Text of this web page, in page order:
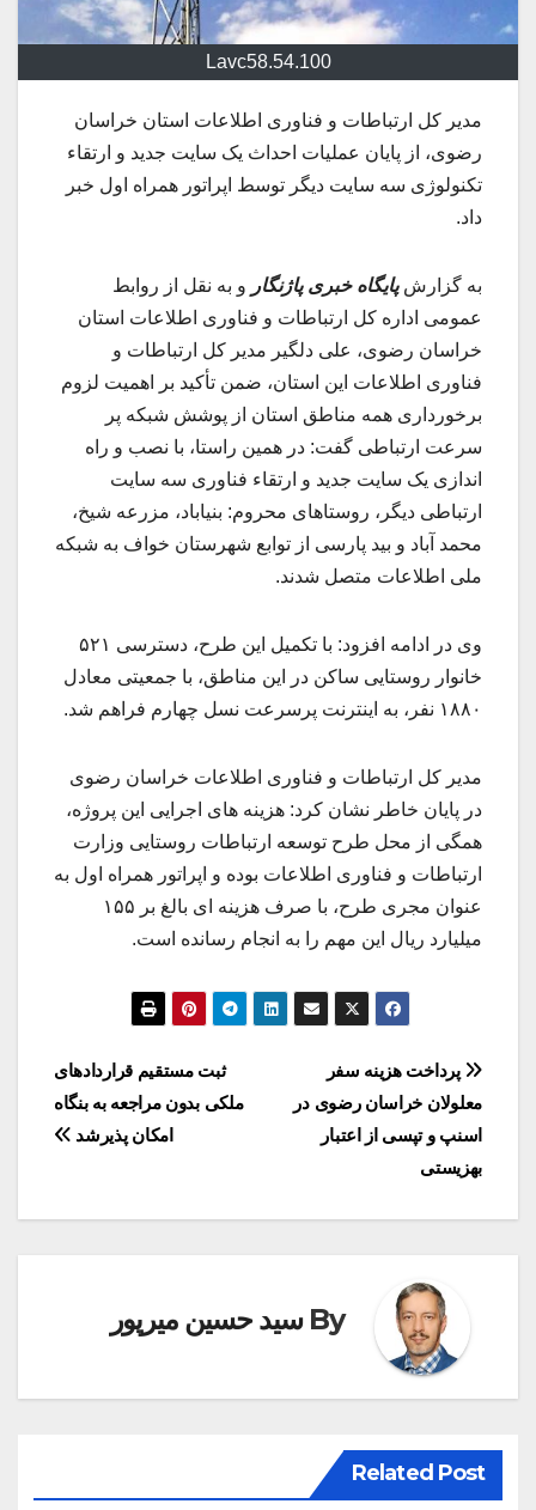
Lavc58.54.100
مدیر کل ارتباطات و فناوری اطلاعات استان خراسان
رضوی، از پایان عملیات احداث یک سایت جدید و ارتقاء
تکنولوژی سه سایت دیگر توسط اپراتور همراه اول خبر
داد.
به گزارشپایگاه خبری پاژنگار و به نقل از روابط
عمومی اداره کل ارتباطات و فناوری اطلاعات استان
خراسان رضوی، علی دلگیر مدیر کل ارتباطات و
فناوری اطلاعات این استان، ضمن تأکید بر اهمیت لزوم
برخورداری همه مناطق استان از پوشش شبکه پر
سرعت ارتباطی گفت: در همین راستا، با نصب و راه
اندازی یک سایت جدید و ارتقاء فناوری سه سایت
ارتباطی دیگر، روستاهای محروم: بنیاباد، مزرعه شیخ،
محمد آباد و بید پارسی از توابع شهرستان خواف به شبکه
ملی اطلاعات متصل شدند.
وی در ادامه افزود: با تکمیل این طرح، دسترسی ۵۲۱
خانوار روستایی ساکن در این مناطق، با جمعیتی معادل
۱۸۸۰ نفر، به اینترنت پرسرعت نسل چهارم فراهم شد.
مدیر کل ارتباطات و فناوری اطلاعات خراسان رضوی
در پایان خاطر نشان کرد: هزینه های اجرایی این پروژه،
همگی از محل طرح توسعه ارتباطات روستایی وزارت
ارتباطات و فناوری اطلاعات بوده و اپراتور همراه اول به
عنوان مجری طرح، با صرف هزینه ای بالغ بر ۱۵۵
میلیارد ریال این مهم را به انجام رسانده است.
راهبری
نوشته
ثبت مستقیم قراردادهای
ملکی بدون مراجعه به بنگاه
امکان پذیرشد
پرداخت هزینه سفر
معلولان خراسان رضوی در
اسنپ و تپسی از اعتبار
بهزیستی
By سید حسین میرپور
Related Post